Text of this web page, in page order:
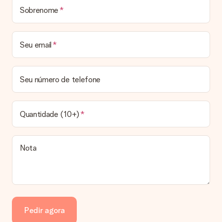
destinatário.
Prazo de entrega, opções de entrega e portes
de envio
Posso escolher uma data específica para entrega?
Infelizmente, não é possível escolher uma data específica
para entrega. Assim que concluirmos o seu pedido, uma
confirmação com as datas estimadas de entrega ser-lhe-á
enviada por email. Assim que o seu pedido for expedido, a
transportadora ficará encarregada de entregar o mesmo.
Qual é o prazo de entrega e quando recebo o meu
presente?
Todos os prazos de entrega podem ser encontrados na
página do produto em questão. Vale lembrar que estas datas
Quais opções de entrega posso escolher?
Infelizmente, ainda não é possível escolher uma opção de
entrega. Todos os pedidos são enviados numa caixa ou num
envelope de cartão. Gostaria de saber em qual opção o seu
Sobrenome
Seu email
Seu número de telefone
Quantidade (10+)
Nota
Pedir agora